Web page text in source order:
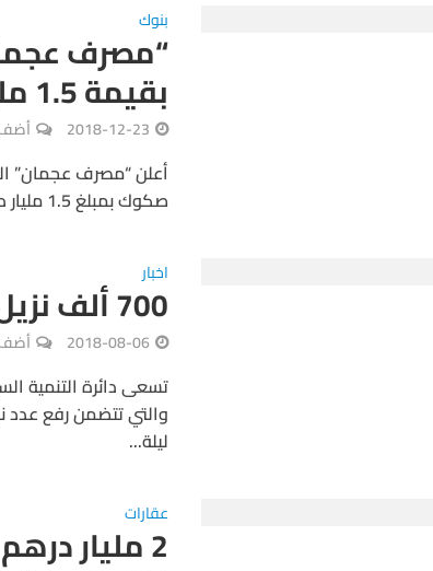
بنوك
“مصرف
بقيمة 1.5 مليار دولار
2018-12-23
أعلن “مصرف عجمان”
صكوك بمبلغ 1.5 مليار دولار. وأضاف المصرف في بيان له أن الدفعة الأولى ستكون...
اخبار
700 ألف نزيل هدف فنادق عجمان
2018-08-06
ليلة...
عقارات
2 مليار درهم حجم التداولات العقارية بعجمان